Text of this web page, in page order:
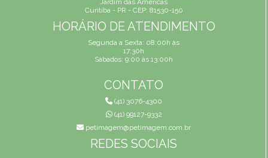
Curitiba - PR - CEP: 81530-150
HORÁRIO DE ATENDIMENTO
Segunda a Sexta: 08:00h às
17:30h
Sábados: 9:00 às 13:00h
CONTATO
(41) 3076-4300
(41) 99127-9332
petimagem@petimagem.com.br
REDES SOCIAIS